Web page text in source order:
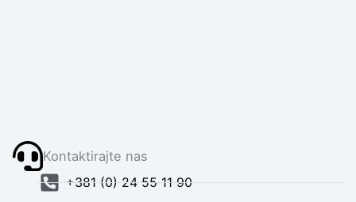
Kontaktirajte nas
+381 (0) 24 55 11 90